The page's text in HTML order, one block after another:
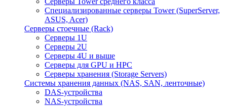
Специализированные серверы Tower (SuperServer,
ASUS, Acer)
Серверы стоечные (Rack)
Серверы 1U
Серверы 2U
Серверы 4U и выше
Серверы для GPU и HPC
Серверы хранения (Storage Servers)
Системы хранения данных (NAS, SAN, ленточные)
DAS-устройства
NAS-устройства